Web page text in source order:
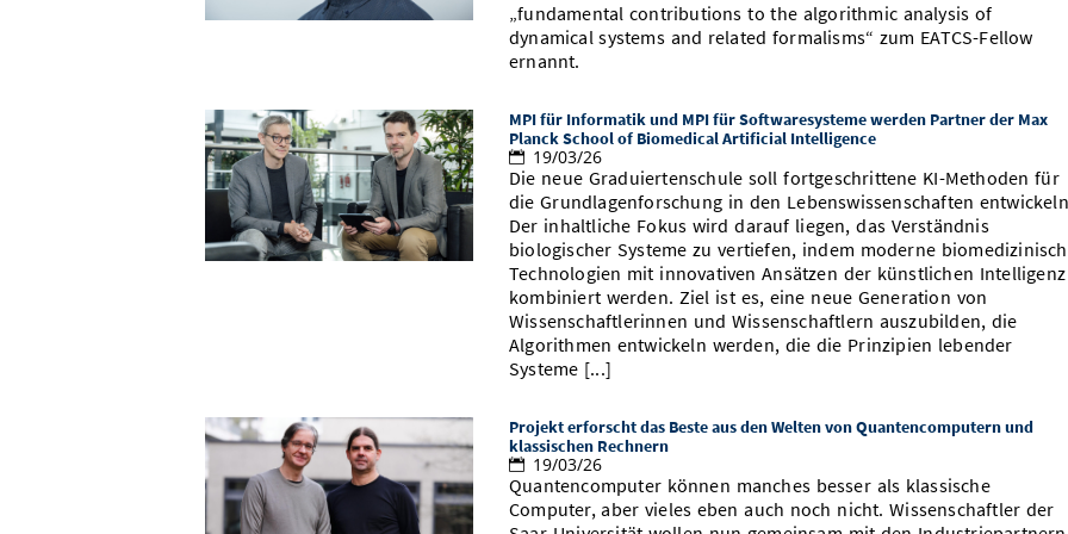
„fundamental contributions to the algorithmic analysis of
dynamical systems and related formalisms“ zum EATCS-Fellow
ernannt.
MPI für Informatik und MPI für Softwaresysteme werden Partner der Max
Planck School of Biomedical Artificial Intelligence
19/03/26
Die neue Graduiertenschule soll fortgeschrittene KI-Methoden für
die Grundlagenforschung in den Lebenswissenschaften
Der inhaltliche Fokus wird darauf liegen, das Verständnis
biologischer Systeme zu vertiefen, indem moderne
Technologien mit innovativen Ansätzen der künstlichen Intelligenz
kombiniert werden. Ziel ist es, eine neue Generation von
Wissenschaftlerinnen und Wissenschaftlern auszubilden, die
Algorithmen entwickeln werden, die die Prinzipien lebender
Systeme [...]
Projekt erforscht das Beste aus den Welten von Quantencomputern und
klassischen Rechnern
19/03/26
Quantencomputer können manches besser als klassische
Computer, aber vieles eben auch noch nicht. Wissenschaftler der